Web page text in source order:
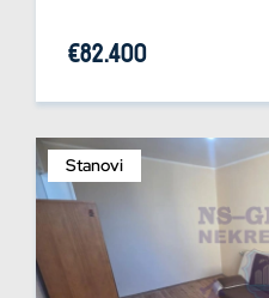
€82.400
Stanovi